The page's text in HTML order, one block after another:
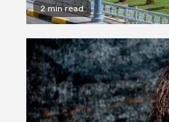
2 min read